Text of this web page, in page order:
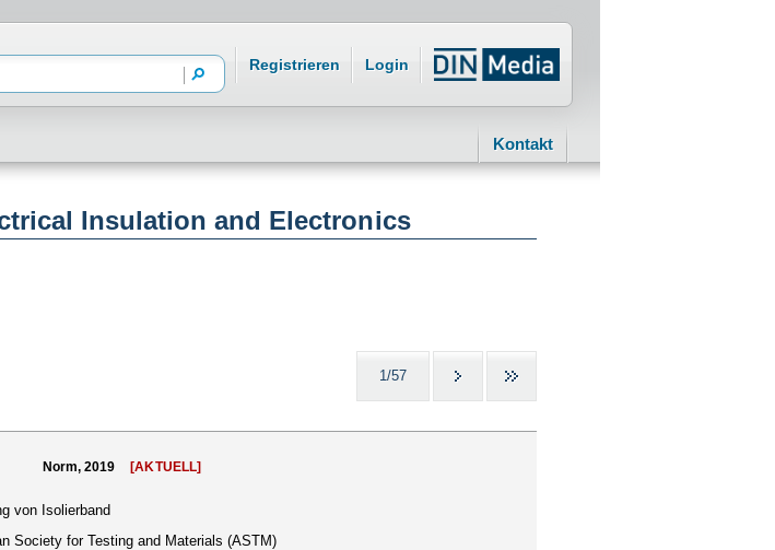
Registrieren
Login
Kontakt
Insulation and Electronics
1/57
Norm, 2019 [AKTUELL]
von Isolierband
Society for Testing and Materials (ASTM)